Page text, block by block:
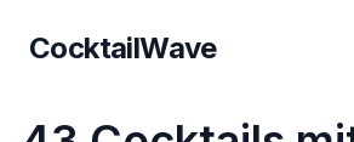
CocktailWave
CocktailWave